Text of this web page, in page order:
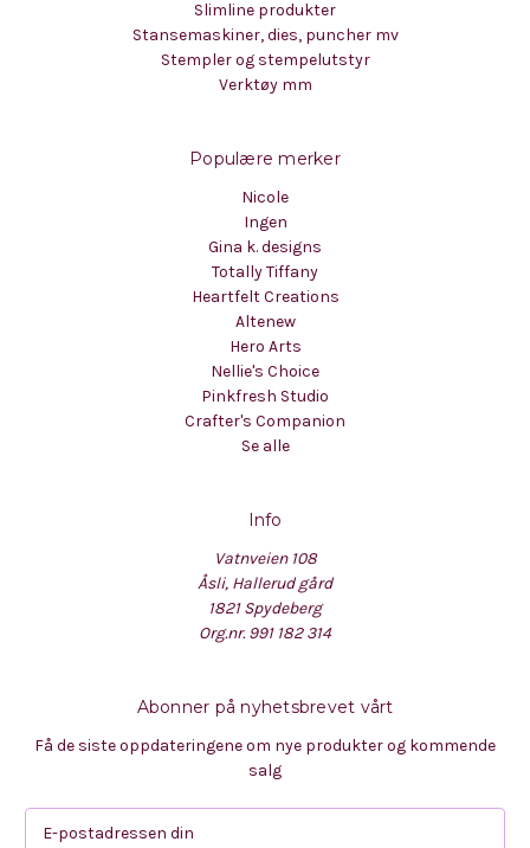
Slimline produkter
Stansemaskiner, dies, puncher mv
Stempler og stempelutstyr
Verktøy mm
Populære merker
Nicole
Ingen
Gina k. designs
Totally Tiffany
Heartfelt Creations
Altenew
Hero Arts
Nellie's Choice
Pinkfresh Studio
Crafter's Companion
Se alle
Info
Vatnveien 108
Åsli, Hallerud gård
1821 Spydeberg
Org.nr. 991 182 314
Abonner på nyhetsbrevet vårt
Få de siste oppdateringene om nye produkter og kommende
salg